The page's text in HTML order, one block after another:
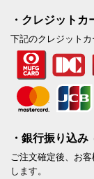
・クレジットカ
下記のクレジットカ
・銀行振り込み
ご注文確定後、お
します。